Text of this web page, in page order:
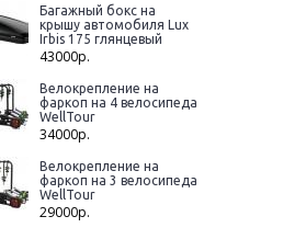
Багажный бокс на
крышу автомобиля Lux
Irbis 175 глянцевый
43000р.
Велокрепление на
фаркоп на 4 велосипеда
WellTour
34000р.
Велокрепление на
фаркоп на 3 велосипеда
WellTour
29000р.